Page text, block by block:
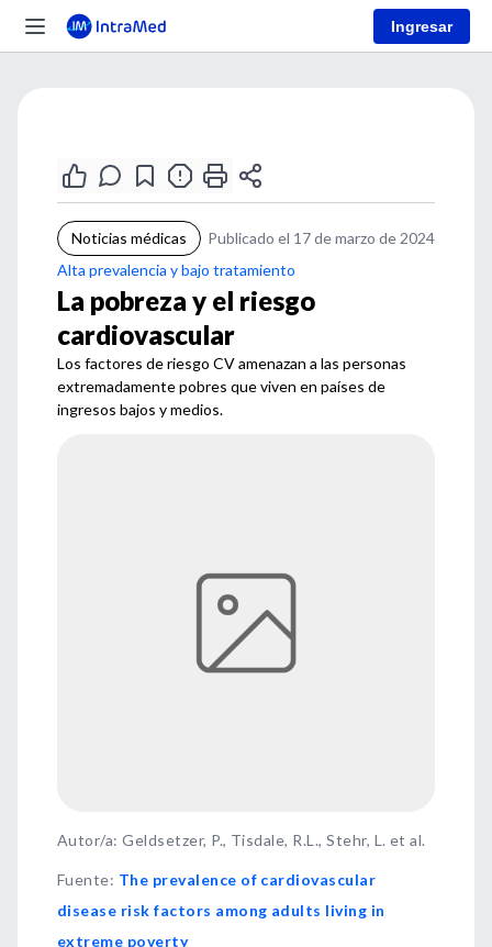
Ingresar
Noticias médicas
Publicado el 17 de marzo de 2024
Alta prevalencia y bajo tratamiento
La pobreza y el riesgo
cardiovascular
Los factores de riesgo CV amenazan a las personas
extremadamente pobres que viven en países de
ingresos bajos y medios.
Autor/a: Geldsetzer, P., Tisdale, R.L., Stehr, L. et al.
Fuente: The prevalence of cardiovascular
disease risk factors among adults living in
extreme poverty